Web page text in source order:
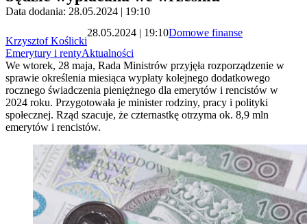
Data dodania: 28.05.2024 | 19:10
Krzysztof Koślicki
28.05.2024 | 19:10Domowe finanse
Emerytury i rentyAktualności
We wtorek, 28 maja, Rada Ministrów przyjęła rozporządzenie w
sprawie określenia miesiąca wypłaty kolejnego dodatkowego
rocznego świadczenia pieniężnego dla emerytów i rencistów w
2024 roku. Przygotowała je minister rodziny, pracy i polityki
społecznej. Rząd szacuje, że czternastkę otrzyma ok. 8,9 mln
emerytów i rencistów.